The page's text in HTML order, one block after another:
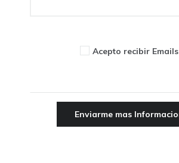
Acepto recibir Emails